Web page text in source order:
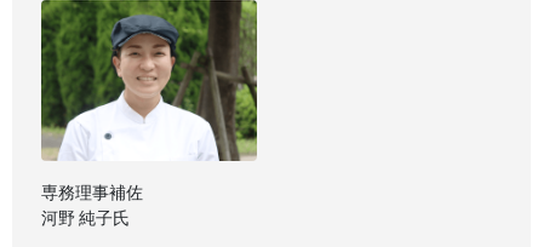
専務理事補佐
河野 純子氏